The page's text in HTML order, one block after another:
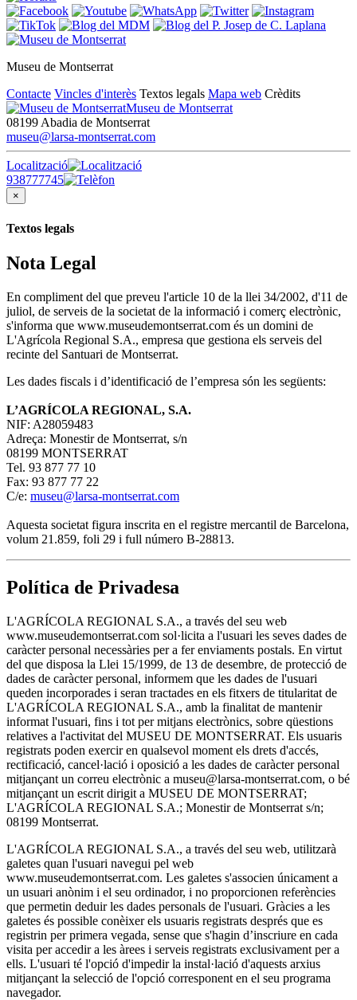
Museu de Montserrat
Contacte Vincles d'interès Textos legals Mapa web Crèdits
Museu de Montserrat
08199 Abadia de Montserrat
museu@larsa-montserrat.com
Localització
938777745
×
Textos legals
Nota Legal
En compliment del que preveu l'article 10 de la llei 34/2002, d'11 de
juliol, de serveis de la societat de la informació i comerç electrònic,
s'informa que www.museudemontserrat.com és un domini de
L'Agrícola Regional S.A., empresa que gestiona els serveis del
recinte del Santuari de Montserrat.
Les dades fiscals i d’identificació de l’empresa són les següents:
L’AGRÍCOLA REGIONAL, S.A.
NIF: A28059483
Adreça: Monestir de Montserrat, s/n
08199 MONTSERRAT
Tel. 93 877 77 10
Fax: 93 877 77 22
C/e: museu@larsa-montserrat.com
Aquesta societat figura inscrita en el registre mercantil de Barcelona,
volum 21.859, foli 29 i full número B-28813.
Política de Privadesa
L'AGRÍCOLA REGIONAL S.A., a través del seu web
www.museudemontserrat.com sol·licita a l'usuari les seves dades de
caràcter personal necessàries per a fer enviaments postals. En virtut
del que disposa la Llei 15/1999, de 13 de desembre, de protecció de
dades de caràcter personal, informem que les dades de l'usuari
queden incorporades i seran tractades en els fitxers de titularitat de
L'AGRÍCOLA REGIONAL S.A., amb la finalitat de mantenir
informat l'usuari, fins i tot per mitjans electrònics, sobre qüestions
relatives a l'activitat del MUSEU DE MONTSERRAT. Els usuaris
registrats poden exercir en qualsevol moment els drets d'accés,
rectificació, cancel·lació i oposició a les dades de caràcter personal
mitjançant un correu electrònic a museu@larsa-montserrat.com, o bé
mitjançant un escrit dirigit a MUSEU DE MONTSERRAT;
L'AGRÍCOLA REGIONAL S.A.; Monestir de Montserrat s/n;
08199 Montserrat.
L'AGRÍCOLA REGIONAL S.A., a través del seu web, utilitzarà
galetes quan l'usuari navegui pel web
www.museudemontserrat.com. Les galetes s'associen únicament a
un usuari anònim i el seu ordinador, i no proporcionen referències
que permetin deduir les dades personals de l'usuari. Gràcies a les
galetes és possible conèixer els usuaris registrats després que es
registrin per primera vegada, sense que s'hagin d’inscriure en cada
visita per accedir a les àrees i serveis registrats exclusivament per a
ells. L'usuari té l'opció d'impedir la instal·lació d'aquests arxius
mitjançant la selecció de l'opció corresponent en el seu programa
navegador.